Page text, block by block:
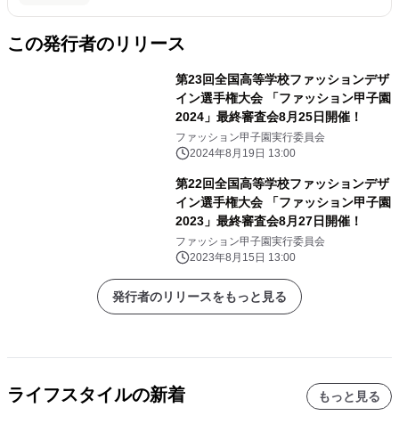
この発行者のリリース
第23回全国高等学校ファッションデザ
イン選手権大会 「ファッション甲子園
2024」最終審査会8月25日開催！
ファッション甲子園実行委員会
2024年8月19日 13:00
第22回全国高等学校ファッションデザ
イン選手権大会 「ファッション甲子園
2023」最終審査会8月27日開催！
ファッション甲子園実行委員会
2023年8月15日 13:00
発行者のリリースをもっと見る
ライフスタイルの新着 もっと見る